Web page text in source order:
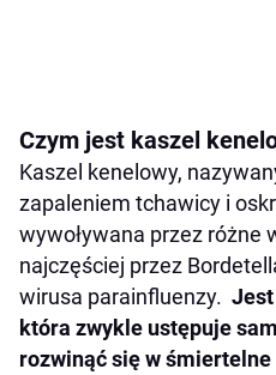
Czym jest kaszel
Kaszel kenelowy,
zapaleniem tchawicy i
wywoływana przez różne
najczęściej przez
wirusa parainfluenzy. Jest
która zwykle ustępuje
rozwinąć się w